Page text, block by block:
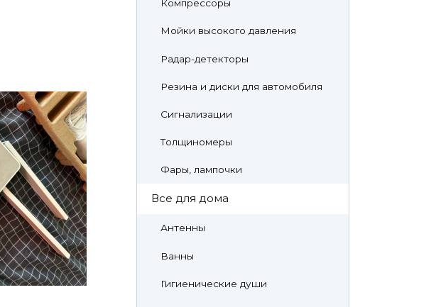
Компрессоры
Мойки высокого давления
Радар-детекторы
Резина и диски для автомобиля
Сигнализации
Толщиномеры
Фары, лампочки
Все для дома
Антенны
Ванны
Гигиенические души